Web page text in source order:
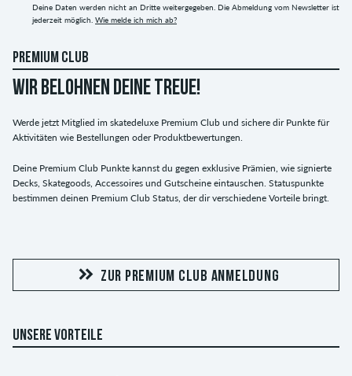
Deine Daten werden nicht an Dritte weitergegeben. Die Abmeldung vom Newsletter ist
jederzeit möglich. Wie melde ich mich ab?
PREMIUM CLUB
WIR BELOHNEN DEINE TREUE!
Werde jetzt Mitglied im skatedeluxe Premium Club und sichere dir Punkte für
Aktivitäten wie Bestellungen oder Produktbewertungen.
Deine Premium Club Punkte kannst du gegen exklusive Prämien, wie signierte
Decks, Skategoods, Accessoires und Gutscheine eintauschen. Statuspunkte
bestimmen deinen Premium Club Status, der dir verschiedene Vorteile bringt.
ZUR PREMIUM CLUB ANMELDUNG
UNSERE VORTEILE